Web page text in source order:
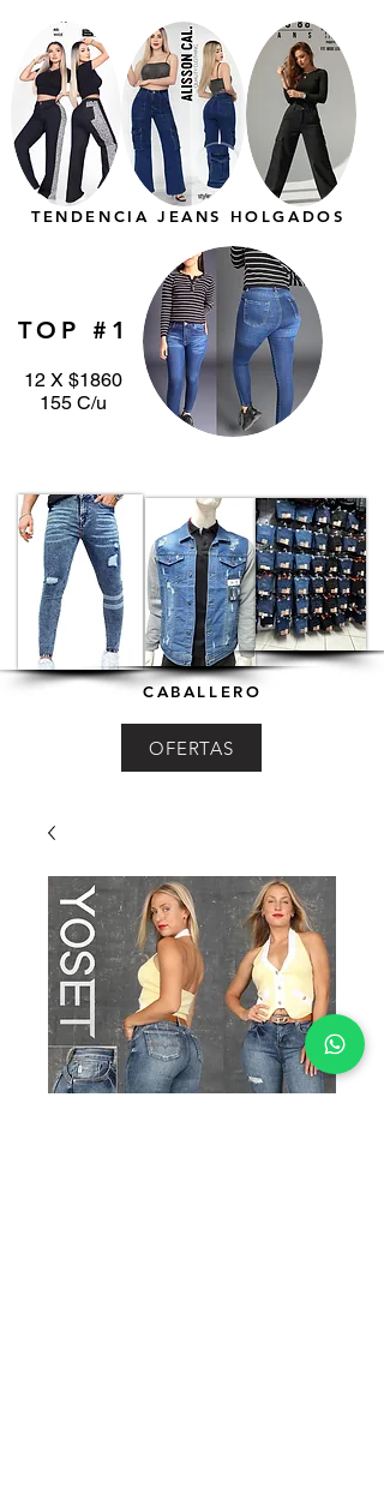
TENDENCIA JEANS HOLGADOS
12 X $1860
155 C/u
TOP #1
CABALLERO
OFERTAS